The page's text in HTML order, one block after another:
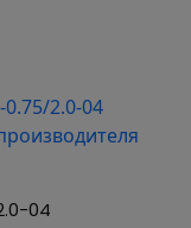
для
RTU
04